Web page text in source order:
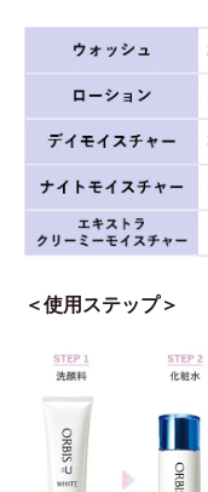
＜使用ステップ＞